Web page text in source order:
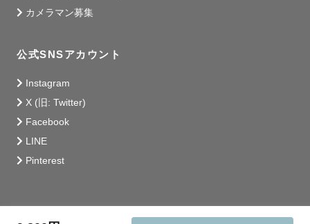
カメラマン募集
公式SNSアカウント
Instagram
X (旧: Twitter)
Facebook
LINE
Pinterest